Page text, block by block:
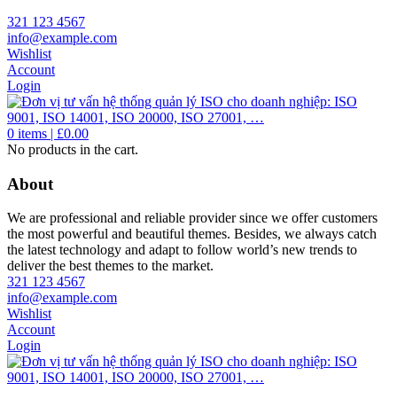
321 123 4567
info@example.com
Wishlist
Account
Login
0 items | £0.00
No products in the cart.
About
We are professional and reliable provider since we offer customers
the most powerful and beautiful themes. Besides, we always catch
the latest technology and adapt to follow world’s new trends to
deliver the best themes to the market.
321 123 4567
info@example.com
Wishlist
Account
Login